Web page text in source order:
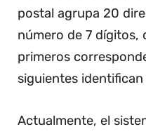
postal agrupa 20
número de 7 dígitos,
primeros
siguientes
Actualmente, el